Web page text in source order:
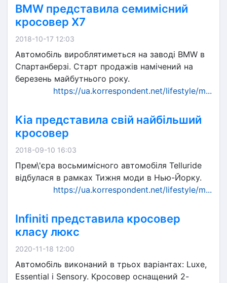
BMW представила семимісний
кросовер X7
2018-10-17 12:03
Автомобіль вироблятиметься на заводі BMW в
Спартанберзі. Старт продажів намічений на
березень майбутнього року.
https://ua.korrespondent.net/lifestyle/m...
Kia представила свій найбільший
кросовер
2018-09-10 16:03
Прем\'єра восьмимісного автомобіля Telluride
відбулася в рамках Тижня моди в Нью-Йорку.
https://ua.korrespondent.net/lifestyle/m...
Infiniti представила кросовер
класу люкс
2020-11-18 12:00
Автомобіль виконаний в трьох варіантах: Luxe,
Essential і Sensory. Кросовер оснащений 2-